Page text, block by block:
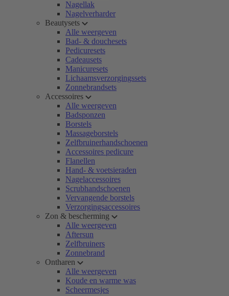
Nagellak
Nagelverharder
Beautysets
Alle weergeven
Bad- & douchesets
Pedicuresets
Cadeausets
Manicuresets
Lichaamsverzorgingssets
Zonnebrandsets
Accessoires
Alle weergeven
Badsponzen
Borstels
Massageborstels
Zelfbruinerhandschoenen
Accessoires pedicure
Flanellen
Hand- & voetsieraden
Nagelaccessoires
Scrubhandschoenen
Vervangende borstels
Verzorgingsaccessoires
Zon & bescherming
Alle weergeven
Aftersun
Zelfbruiners
Zonnebrand
Ontharen
Alle weergeven
Koude en warme was
Scheermesjes